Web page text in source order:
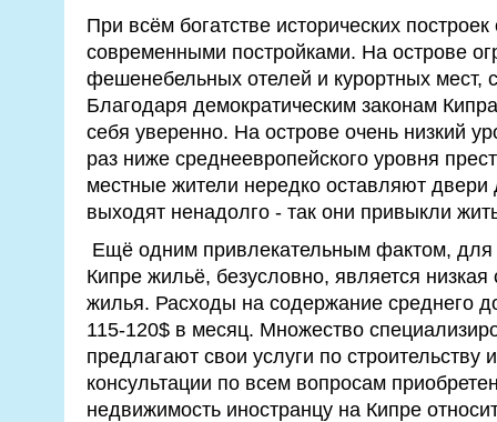
При всём богатстве исторических
современными постройками. На острове
фешенебельных отелей и курортных мест,
Благодаря демократическим законам
себя уверенно. На острове очень низкий
раз ниже среднеевропейского уровня
местные жители нередко оставляют
выходят ненадолго - так они привыкли
Ещё одним привлекательным фактом, для
Кипре жильё, безусловно, является
жилья. Расходы на содержание среднего
115-120$ в месяц. Множество
предлагают свои услуги по
консультации по всем вопросам
недвижимость иностранцу на Кипре